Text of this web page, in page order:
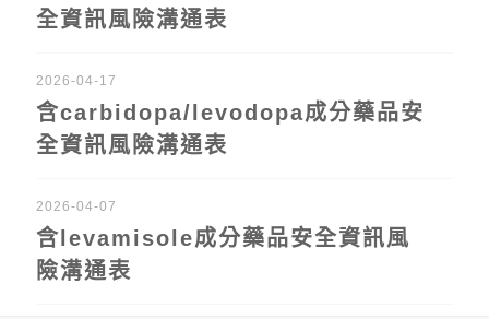
全資訊風險溝通表
2026-04-17
含carbidopa/levodopa成分藥品安
全資訊風險溝通表
2026-04-07
含levamisole成分藥品安全資訊風
險溝通表